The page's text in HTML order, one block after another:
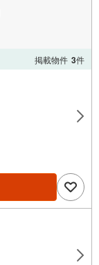
掲載物件 3件